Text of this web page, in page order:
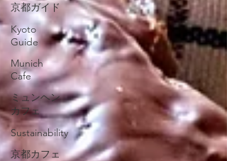
京都ガイド
Kyoto
Guide
Munich
Cafe
ミュンヘン
カフェ
Sustainability
京都カフェ